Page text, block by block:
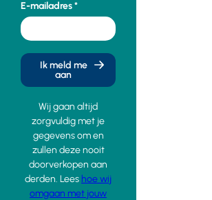
E-mailadres
Ik meld me
aan
Wij gaan altijd
zorgvuldig met je
gegevens om en
zullen deze nooit
doorverkopen aan
derden. Lees hoe wij
omgaan met jouw